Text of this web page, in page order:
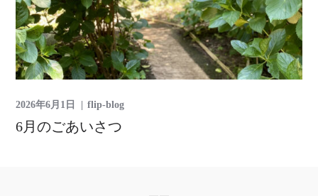
2026年6月1日 flip-blog
6月のごあいさつ